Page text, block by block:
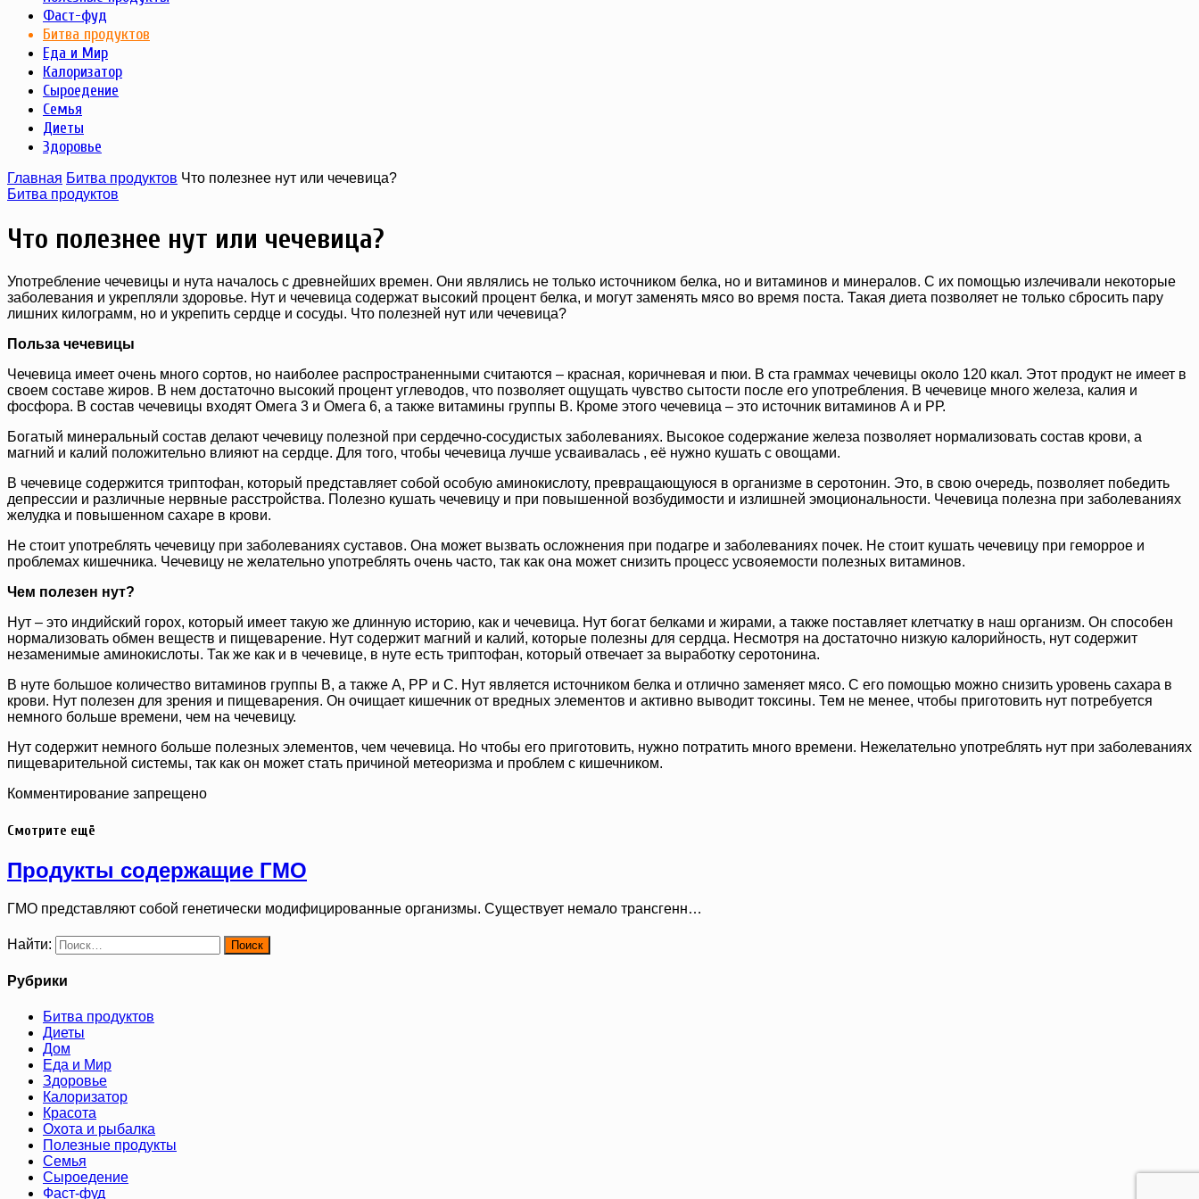
Фаст-фуд
Битва продуктов
Еда и Мир
Калоризатор
Сыроедение
Семья
Диеты
Здоровье
Главная Битва продуктов Что полезнее нут или чечевица?
Битва продуктов
Что полезнее нут или чечевица?
Употребление чечевицы и нута началось с древнейших времен. Они являлись не только источником белка, но и витаминов и минералов. С их помощью излечивали некоторые
заболевания и укрепляли здоровье. Нут и чечевица содержат высокий процент белка, и могут заменять мясо во время поста. Такая диета позволяет не только сбросить пару
лишних килограмм, но и укрепить сердце и сосуды. Что полезней нут или чечевица?
Польза чечевицы
Чечевица имеет очень много сортов, но наиболее распространенными считаются – красная, коричневая и пюи. В ста граммах чечевицы около 120 ккал. Этот продукт не имеет в
своем составе жиров. В нем достаточно высокий процент углеводов, что позволяет ощущать чувство сытости после его употребления. В чечевице много железа, калия и
фосфора. В состав чечевицы входят Омега 3 и Омега 6, а также витамины группы В. Кроме этого чечевица – это источник витаминов А и РР.
Богатый минеральный состав делают чечевицу полезной при сердечно-сосудистых заболеваниях. Высокое содержание железа позволяет нормализовать состав крови, а
магний и калий положительно влияют на сердце. Для того, чтобы чечевица лучше усваивалась , её нужно кушать с овощами.
В чечевице содержится триптофан, который представляет собой особую аминокислоту, превращающуюся в организме в серотонин. Это, в свою очередь, позволяет победить
депрессии и различные нервные расстройства. Полезно кушать чечевицу и при повышенной возбудимости и излишней эмоциональности. Чечевица полезна при заболеваниях
желудка и повышенном сахаре в крови.
Не стоит употреблять чечевицу при заболеваниях суставов. Она может вызвать осложнения при подагре и заболеваниях почек. Не стоит кушать чечевицу при геморрое и
проблемах кишечника. Чечевицу не желательно употреблять очень часто, так как она может снизить процесс усвояемости полезных витаминов.
Чем полезен нут?
Нут – это индийский горох, который имеет такую же длинную историю, как и чечевица. Нут богат белками и жирами, а также поставляет клетчатку в наш организм. Он способен
нормализовать обмен веществ и пищеварение. Нут содержит магний и калий, которые полезны для сердца. Несмотря на достаточно низкую калорийность, нут содержит
незаменимые аминокислоты. Так же как и в чечевице, в нуте есть триптофан, который отвечает за выработку серотонина.
В нуте большое количество витаминов группы В, а также А, РР и С. Нут является источником белка и отлично заменяет мясо. С его помощью можно снизить уровень сахара в
крови. Нут полезен для зрения и пищеварения. Он очищает кишечник от вредных элементов и активно выводит токсины. Тем не менее, чтобы приготовить нут потребуется
немного больше времени, чем на чечевицу.
Нут содержит немного больше полезных элементов, чем чечевица. Но чтобы его приготовить, нужно потратить много времени. Нежелательно употреблять нут при заболеваниях
пищеварительной системы, так как он может стать причиной метеоризма и проблем с кишечником.
Комментирование запрещено
Смотрите ещё
Продукты содержащие ГМО
ГМО представляют собой генетически модифицированные организмы. Существует немало трансгенн…
Найти:
Рубрики
Битва продуктов
Диеты
Дом
Еда и Мир
Здоровье
Калоризатор
Красота
Охота и рыбалка
Полезные продукты
Семья
Сыроедение
Фаст-фуд